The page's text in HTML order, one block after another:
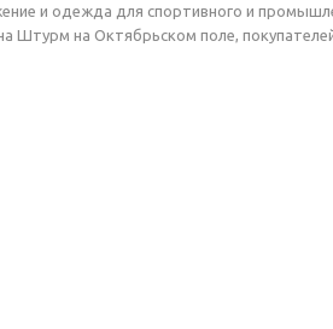
и одежда для спортивного и
Штурм на Октябрьском поле,